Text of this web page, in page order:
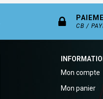
CB /
Mon compte
Mon panier